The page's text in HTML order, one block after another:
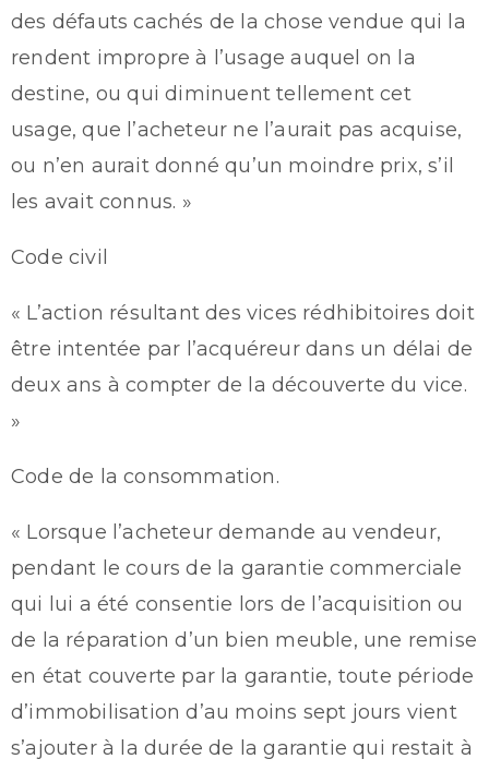
des défauts cachés de la chose vendue qui la
rendent impropre à l’usage auquel on la
destine, ou qui diminuent tellement cet
usage, que l’acheteur ne l’aurait pas acquise,
ou n’en aurait donné qu’un moindre prix, s’il
les avait connus. »
Code civil
« L’action résultant des vices rédhibitoires doit
être intentée par l’acquéreur dans un délai de
deux ans à compter de la découverte du vice.
»
Code de la consommation.
« Lorsque l’acheteur demande au vendeur,
pendant le cours de la garantie commerciale
qui lui a été consentie lors de l’acquisition ou
de la réparation d’un bien meuble, une remise
en état couverte par la garantie, toute période
d’immobilisation d’au moins sept jours vient
s’ajouter à la durée de la garantie qui restait à